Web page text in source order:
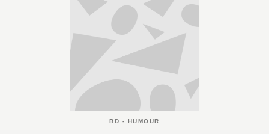
BD - HUMOUR